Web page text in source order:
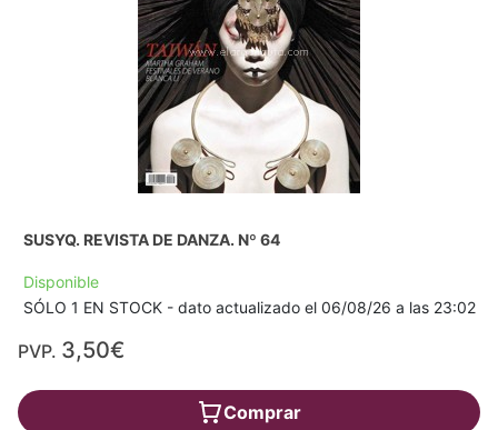
SUSYQ. REVISTA DE DANZA. Nº 64
Disponible
SÓLO 1 EN STOCK - dato actualizado el 06/08/26 a las 23:02
PVP. 3,50€
Comprar